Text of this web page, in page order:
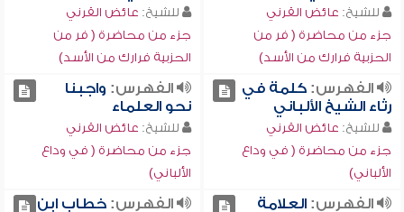
للشيخ: عائض القرني
جزء من محاضرة ( فر من
الحزبية فرارك من الأسد)
للشيخ: عائض القرني
جزء من محاضرة ( فر من
الحزبية فرارك من الأسد)
الفهرس:كلمة في
رثاء الشيخ الألباني
للشيخ: عائض القرني
جزء من محاضرة ( في وداع
الألباني)
الفهرس: واجبنا
نحو العلماء
للشيخ: عائض القرني
جزء من محاضرة ( في وداع
الألباني)
الفهرس:العلامة الفهرس:خطاب ابن